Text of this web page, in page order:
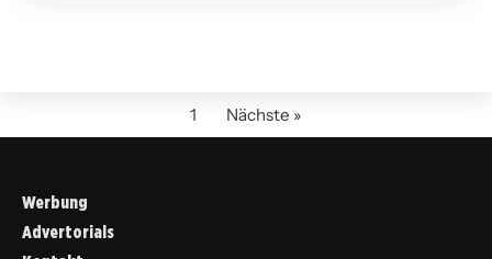
1 Nächste »
Werbung
Advertorials